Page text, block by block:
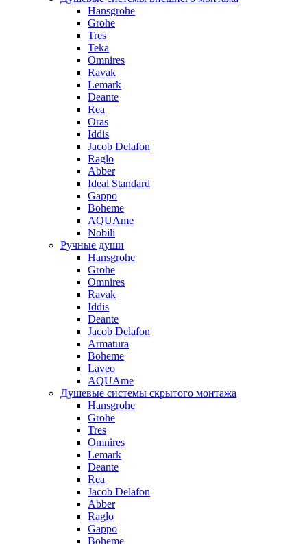
Hansgrohe
Grohe
Tres
Teka
Omnires
Ravak
Lemark
Deante
Rea
Oras
Iddis
Jacob Delafon
Raglo
Abber
Ideal Standard
Gappo
Boheme
AQUAme
Nobili
Ручные души
Hansgrohe
Grohe
Omnires
Ravak
Iddis
Deante
Jacob Delafon
Armatura
Boheme
Laveo
AQUAme
Душевые системы скрытого монтажа
Hansgrohe
Grohe
Tres
Omnires
Lemark
Deante
Rea
Jacob Delafon
Abber
Raglo
Gappo
Boheme